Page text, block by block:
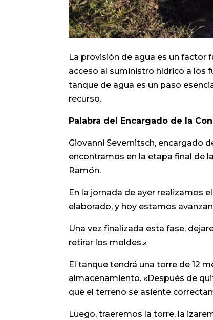
La provisión de agua es un factor
acceso al suministro hídrico a los
tanque de agua es un paso
recurso.
Palabra del Encargado de la
Giovanni Severnitsch, encargado
encontramos en la etapa final de
Ramón.
En la jornada de ayer realizamos
elaborado, y hoy estamos
Una vez finalizada esta fase,
retirar los moldes.»
El tanque tendrá una torre de 12
almacenamiento. «Después de
que el terreno se asiente
Luego, traeremos la torre, la